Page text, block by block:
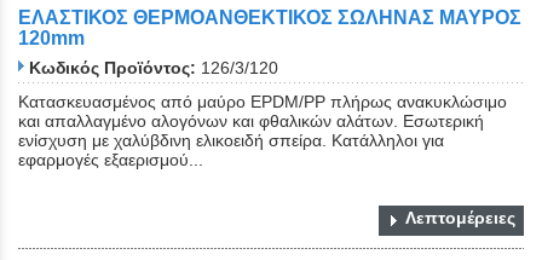
ΕΛΑΣΤΙΚΟΣ ΘΕΡΜΟΑΝΘΕΚΤΙΚΟΣ ΣΩΛΗΝΑΣ ΜΑΥΡΟΣ
120mm
Κωδικός Προϊόντος: 126/3/120
Κατασκευασμένος από μαύρο EPDM/PP πλήρως ανακυκλώσιμο
και απαλλαγμένο αλογόνων και φθαλικών αλάτων. Εσωτερική
ενίσχυση με χαλύβδινη ελικοειδή σπείρα. Κατάλληλοι για
εφαρμογές εξαερισμού...
Λεπτομέρειες